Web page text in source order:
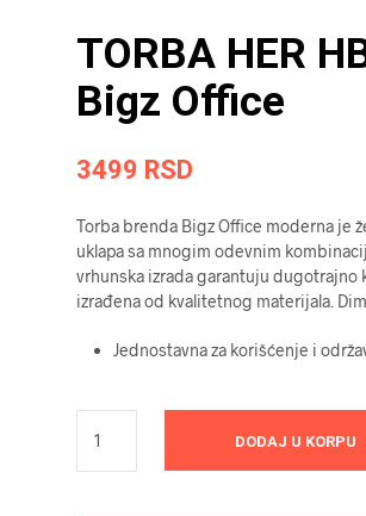
TORBA HER
Bigz Office
3499 RSD
Torba brenda Bigz Office moderna je
uklapa sa mnogim odevnim
vrhunska izrada garantuju dugotrajno
izrađena od kvalitetnog materijala.
Jednostavna za korišćenje i
DODAJ U KORPU